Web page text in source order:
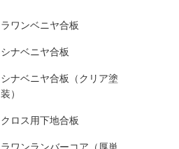
ラワンベニヤ合板
シナベニヤ合板
シナベニヤ合板（クリア塗
装）
クロス用下地合板